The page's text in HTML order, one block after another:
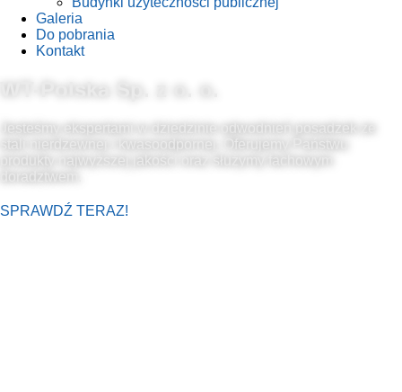
Galeria
Do pobrania
Kontakt
WT-Polska Sp. z o. o.
Jesteśmy ekspertami w dziedzinie odwodnień posadzek ze
stali nierdzewnej i kwasoodpornej. Oferujemy Państwu
SPRAWDŹ TERAZ!